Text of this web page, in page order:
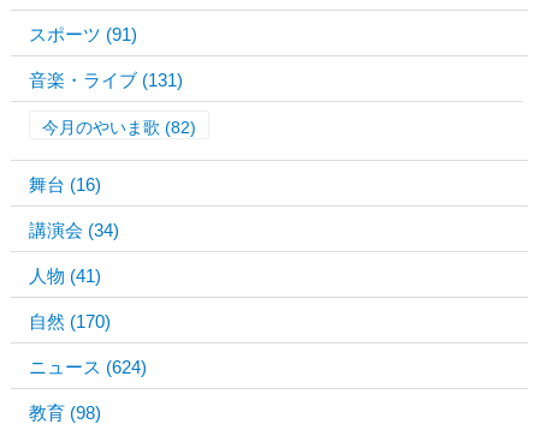
スポーツ (91)
音楽・ライブ (131)
今月のやいま歌 (82)
舞台 (16)
講演会 (34)
人物 (41)
自然 (170)
ニュース (624)
教育 (98)